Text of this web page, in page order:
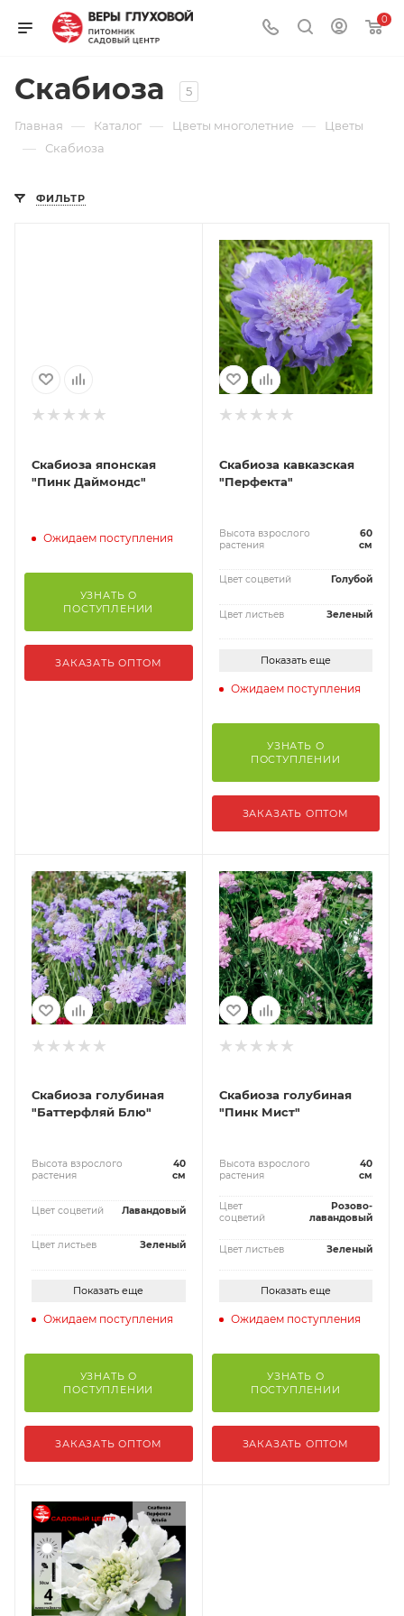
0
Скабиоза 5
Главная — Каталог — Цветы многолетние — Цветы
— Скабиоза
ФИЛЬТР
Скабиоза японская
"Пинк Даймондс"
Ожидаем поступления
УЗНАТЬ О
ПОСТУПЛЕНИИ
ЗАКАЗАТЬ ОПТОМ
Скабиоза кавказская
"Перфекта"
Высота взрослого
растения
60
см
Цвет соцветий Голубой
Цвет листьев Зеленый
Показать еще
Ожидаем поступления
УЗНАТЬ О
ПОСТУПЛЕНИИ
ЗАКАЗАТЬ ОПТОМ
Скабиоза голубиная
"Баттерфляй Блю"
Высота взрослого
растения
40
см
Цвет соцветий Лавандовый
Цвет листьев Зеленый
Показать еще
Ожидаем поступления
УЗНАТЬ О
ПОСТУПЛЕНИИ
ЗАКАЗАТЬ ОПТОМ
Скабиоза голубиная
"Пинк Мист"
Высота взрослого
растения
40
см
Цвет
соцветий
Розово-
лавандовый
Цвет листьев Зеленый
Показать еще
Ожидаем поступления
УЗНАТЬ О
ПОСТУПЛЕНИИ
ЗАКАЗАТЬ ОПТОМ